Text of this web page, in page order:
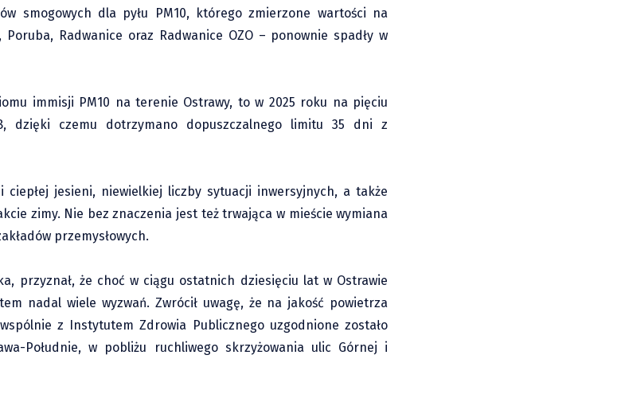
smogowych dla pyłu PM10, którego zmierzone wartości na
Radwanice oraz Radwanice OZO – ponownie spadły w
immisji PM10 na terenie Ostrawy, to w 2025 roku na pięciu
czemu dotrzymano dopuszczalnego limitu 35 dni z
jesieni, niewielkiej liczby sytuacji inwersyjnych, a także
zimy. Nie bez znaczenia jest też trwająca w mieście wymiana
przemysłowych.
przyznał, że choć w ciągu ostatnich dziesięciu lat w Ostrawie
nadal wiele wyzwań. Zwrócił uwagę, że na jakość powietrza
z Instytutem Zdrowia Publicznego uzgodnione zostało
Południe, w pobliżu ruchliwego skrzyżowania ulic Górnej i